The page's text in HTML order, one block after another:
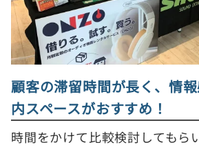
顧客の滞留時間が長く、情
内スペースがおすすめ！
時間をかけて比較検討してもら